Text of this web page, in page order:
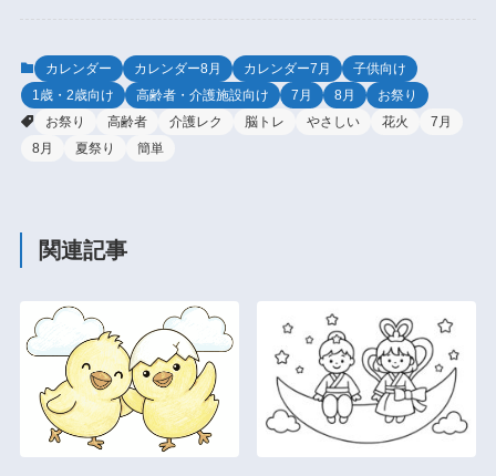
カレンダー カレンダー8月 カレンダー7月
子供向け
1歳・2歳向け
高齢者・介護施設向け 7月 8月
お祭り
お祭り
高齢者 介護レク 脳トレ やさしい 花火
7月
8月
夏祭り 簡単
関連記事